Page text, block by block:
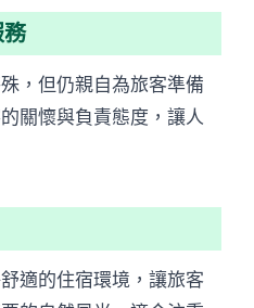
，但仍親自為旅客準備
關懷與負責態度，讓人
適的住宿環境，讓旅客